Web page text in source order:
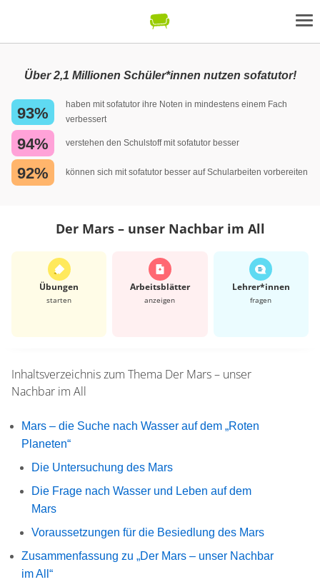
Über 2,1 Millionen Schüler*innen nutzen sofatutor!
93%
haben mit sofatutor ihre Noten in mindestens einem Fach
verbessert
94% verstehen den Schulstoff mit sofatutor besser
92% können sich mit sofatutor besser auf Schularbeiten vorbereiten
Der Mars – unser Nachbar im All
Übungen
starten
Arbeits­blätter
anzeigen
Lehrer*​innen
fragen
Inhaltsverzeichnis zum Thema Der Mars – unser
Nachbar im All
Mars – die Suche nach Wasser auf dem „Roten
Planeten“
Die Untersuchung des Mars
Die Frage nach Wasser und Leben auf dem
Mars
Voraussetzungen für die Besiedlung des Mars
Zusammenfassung zu „Der Mars – unser Nachbar
im All“